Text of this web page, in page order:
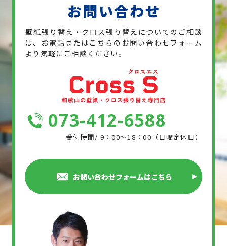
お問い合わせ
壁紙張り替え・クロス張り替えについてのご相談
は、お電話または こちらのお問い合わせフォーム
より気軽にご相談ください。
073-412-6588
受付時間/ 9：00～18：00（日曜定休日）
お問い合わせフォームはこちら